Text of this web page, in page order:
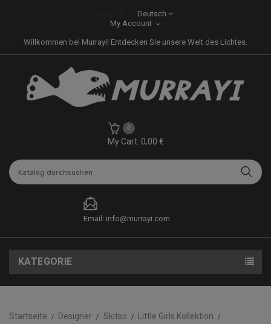
Deutsch
My Account
Willkommen bei Murrayi! Entdecken Sie unsere Welt des Lichtes.
My Cart: 0,00 €
0
Email: info@murrayi.com
KATEGORIE
Startseite Designer Skitso
Little Girls Kollektion